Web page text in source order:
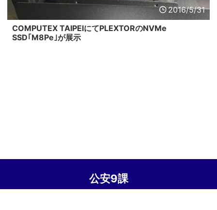
2016/5/31
COMPUTEX TAIPEIにてPLEXTORのNVMe
SSD｢M8Pe｣が展示
公安9課